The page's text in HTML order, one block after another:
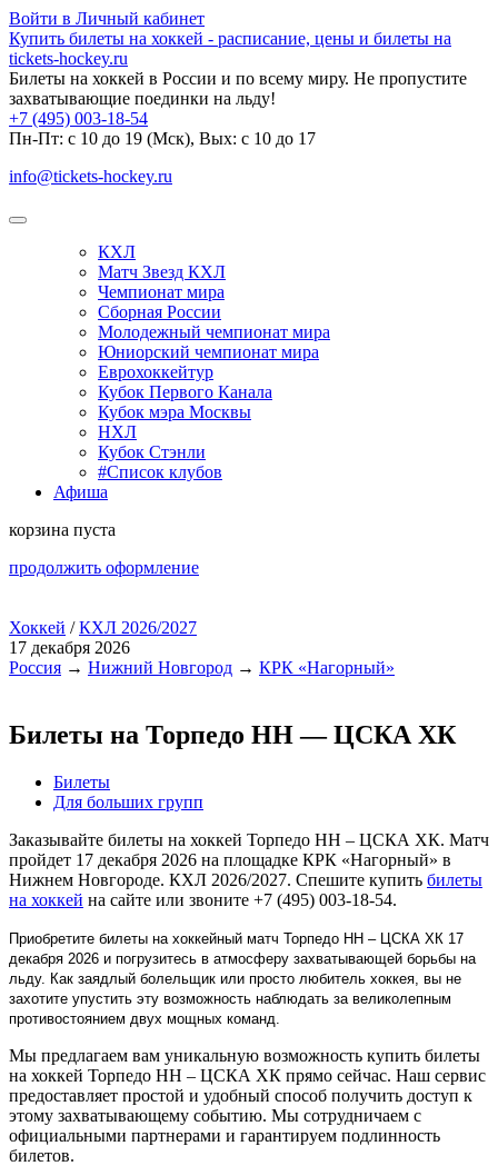
Войти в Личный кабинет
Купить билеты на хоккей - расписание, цены и билеты на
tickets-hockey.ru
Билеты на хоккей в России и по всему миру. Не пропустите
захватывающие поединки на льду!
+7 (495) 003-18-54
Пн-Пт: c 10 до 19 (Мск), Вых: с 10 до 17
info@tickets-hockey.ru
КХЛ
Матч Звезд КХЛ
Чемпионат мира
Сборная России
Молодежный чемпионат мира
Юниорский чемпионат мира
Еврохоккейтур
Кубок Первого Канала
Кубок мэра Москвы
НХЛ
Кубок Стэнли
#Список клубов
Афиша
корзина пуста
продолжить оформление
Хоккей /КХЛ 2026/2027
17 декабря 2026
Россия → Нижний Новгород → КРК «Нагорный»
Билеты на Торпедо НН — ЦСКА ХК
Билеты
Для больших групп
Заказывайте билеты на хоккей Торпедо НН – ЦСКА ХК. Матч
пройдет 17 декабря 2026 на площадке КРК «Нагорный» в
Нижнем Новгороде. КХЛ 2026/2027. Спешите купить билеты
на хоккей на сайте или звоните +7 (495) 003-18-54.
Приобретите билеты на хоккейный матч Торпедо НН – ЦСКА ХК 17
декабря 2026 и погрузитесь в атмосферу захватывающей борьбы на
льду. Как заядлый болельщик или просто любитель хоккея, вы не
захотите упустить эту возможность наблюдать за великолепным
противостоянием двух мощных команд.
Мы предлагаем вам уникальную возможность купить билеты
на хоккей Торпедо НН – ЦСКА ХК прямо сейчас. Наш сервис
предоставляет простой и удобный способ получить доступ к
этому захватывающему событию. Мы сотрудничаем с
официальными партнерами и гарантируем подлинность
билетов.